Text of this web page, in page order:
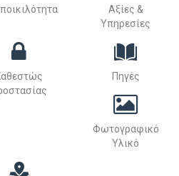
Αξίες &
Υπηρεσίες
Πηγές
Φωτογραφικό
Υλικό